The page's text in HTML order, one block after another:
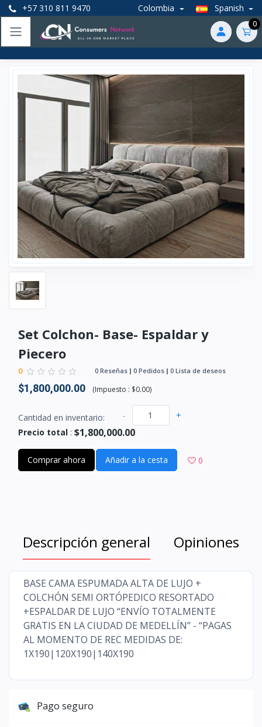
+57 310 811 9470 Colombia Spanish
0
Set Colchon- Base- Espaldar y
Piecero
0 0 Reseñas 0 Pedidos 0 Lista de deseos
$1,800,000.00 (Impuesto : $0.00)
Cantidad en inventario: - +
Precio total : $1,800,000.00
Comprar ahora Añadir a la cesta 0
Descripción general Opiniones
BASE CAMA ESPUMADA ALTA DE LUJO +
COLCHÓN SEMI ORTÓPEDICO RESORTADO
+ESPALDAR DE LUJO “ENVÍO TOTALMENTE
GRATIS EN LA CIUDAD DE MEDELLÍN” - “PAGAS
AL MOMENTO DE REC MEDIDAS DE:
1X190|120X190|140X190
Pago seguro